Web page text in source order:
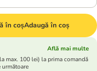
în coșAdaugă în coș
Află mai multe
max. 100 lei) la prima comandă